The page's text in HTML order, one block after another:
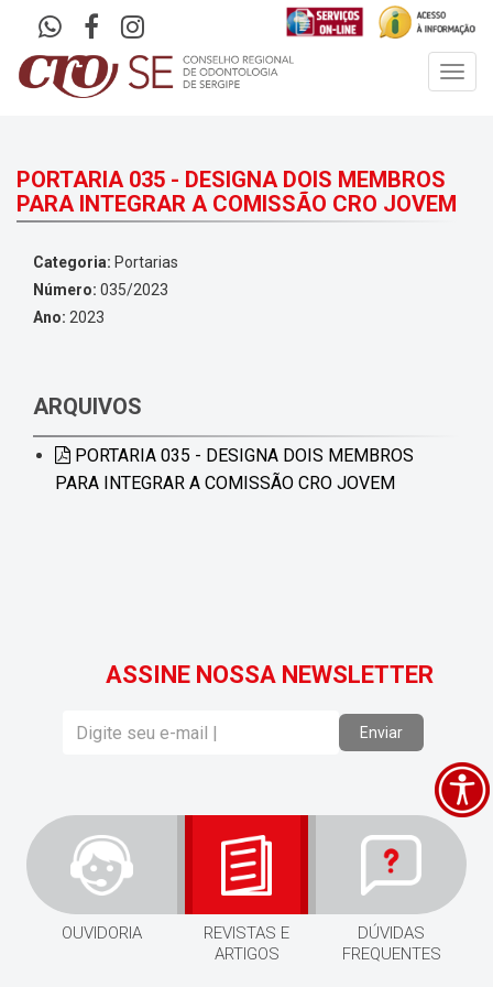
PORTARIA 035 - DESIGNA DOIS MEMBROS
PARA INTEGRAR A COMISSÃO CRO JOVEM
Categoria: Portarias
Número: 035/2023
Ano: 2023
ARQUIVOS
PORTARIA 035 - DESIGNA DOIS MEMBROS
PARA INTEGRAR A COMISSÃO CRO JOVEM
ASSINE NOSSA NEWSLETTER
Enviar
OUVIDORIA
REVISTAS E
ARTIGOS
DÚVIDAS
FREQUENTES